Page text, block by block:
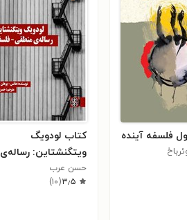
فلسفه‌ آینده
کتاب لودویگ
ویتگنشتاین: رساله‌ی
منطقی-فلسفی
حسن عرب
۳٫۵(۱۰)